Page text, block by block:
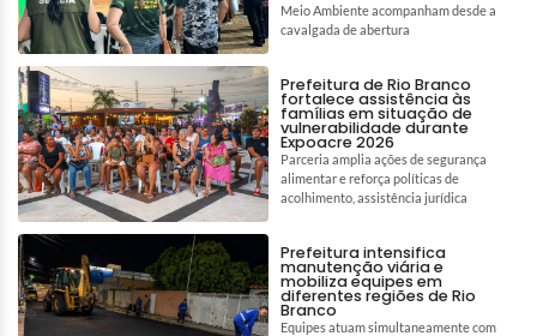
Meio Ambiente acompanham desde a
cavalgada de abertura
Prefeitura de Rio Branco
fortalece assistência às
famílias em situação de
vulnerabilidade durante
Expoacre 2026
Parceria amplia ações de segurança
alimentar e reforça políticas de
acolhimento, assistência jurídica
Prefeitura intensifica
manutenção viária e
mobiliza equipes em
diferentes regiões de Rio
Branco
Equipes atuam simultaneamente com